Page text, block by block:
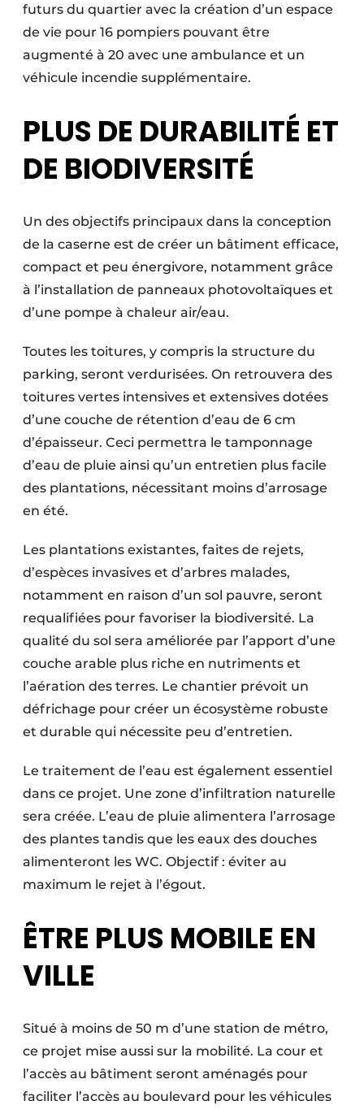
futurs du quartier avec la création d’un espace
de vie pour 16 pompiers pouvant être
augmenté à 20 avec une ambulance et un
véhicule incendie supplémentaire.
PLUS DE DURABILITÉ ET
DE BIODIVERSITÉ
Un des objectifs principaux dans la conception
de la caserne est de créer un bâtiment efficace,
compact et peu énergivore, notamment grâce
à l’installation de panneaux photovoltaïques et
d’une pompe à chaleur air/eau.
Toutes les toitures, y compris la structure du
parking, seront verdurisées. On retrouvera des
toitures vertes intensives et extensives dotées
d’une couche de rétention d’eau de 6 cm
d’épaisseur. Ceci permettra le tamponnage
d’eau de pluie ainsi qu’un entretien plus facile
des plantations, nécessitant moins d’arrosage
en été.
Les plantations existantes, faites de rejets,
d’espèces invasives et d’arbres malades,
notamment en raison d’un sol pauvre, seront
requalifiées pour favoriser la biodiversité. La
qualité du sol sera améliorée par l’apport d’une
couche arable plus riche en nutriments et
l’aération des terres. Le chantier prévoit un
défrichage pour créer un écosystème robuste
et durable qui nécessite peu d’entretien.
Le traitement de l’eau est également essentiel
dans ce projet. Une zone d’infiltration naturelle
sera créée. L’eau de pluie alimentera l’arrosage
des plantes tandis que les eaux des douches
alimenteront les WC. Objectif : éviter au
maximum le rejet à l’égout.
ÊTRE PLUS MOBILE EN
VILLE
Situé à moins de 50 m d’une station de métro,
ce projet mise aussi sur la mobilité. La cour et
l’accès au bâtiment seront aménagés pour
faciliter l’accès au boulevard pour les véhicules